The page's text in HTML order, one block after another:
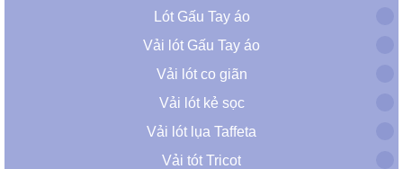
Lót Gấu Tay áo
Vải lót Gấu Tay áo
Vải lót co giãn
Vải lót kẻ sọc
Vải lót lụa Taffeta
Vải tót Tricot